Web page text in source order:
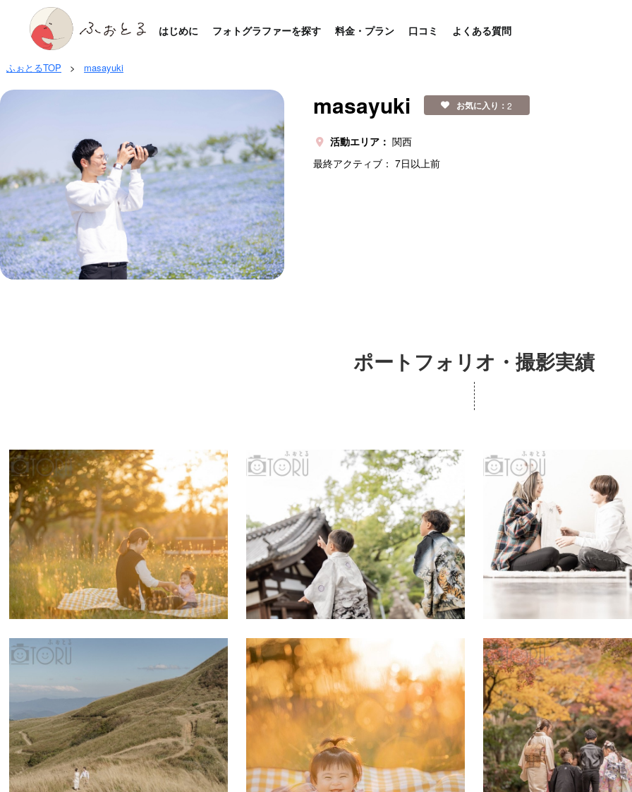
はじめに フォトグラファーを探す 料金・プラン 口コミ よくある質問
ふぉとるTOP > masayuki
masayuki お気に入り：2
活動エリア： 関西
最終アクティブ： 7日以上前
ポートフォリオ・撮影実績